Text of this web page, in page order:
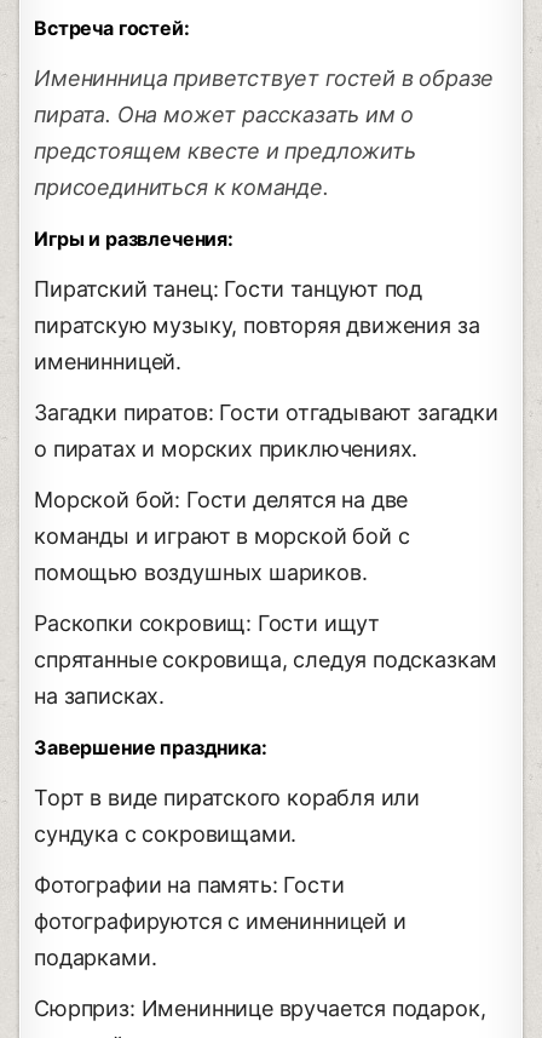
Встреча гостей:
Именинница приветствует гостей в образе
пирата. Она может рассказать им о
предстоящем квесте и предложить
присоединиться к команде.
Игры и развлечения:
Пиратский танец: Гости танцуют под
пиратскую музыку, повторяя движения за
именинницей.
Загадки пиратов: Гости отгадывают загадки
о пиратах и морских приключениях.
Морской бой: Гости делятся на две
команды и играют в морской бой с
помощью воздушных шариков.
Раскопки сокровищ: Гости ищут
спрятанные сокровища, следуя подсказкам
на записках.
Завершение праздника:
Торт в виде пиратского корабля или
сундука с сокровищами.
Фотографии на память: Гости
фотографируются с именинницей и
подарками.
Сюрприз: Имениннице вручается подарок,